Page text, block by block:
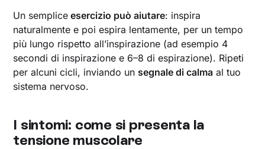
Un semplice esercizio può aiutare: inspira
naturalmente e poi espira lentamente, per un tempo
più lungo rispetto all’inspirazione (ad esempio 4
secondi di inspirazione e 6–8 di espirazione). Ripeti
per alcuni cicli, inviando un segnale di calma al tuo
sistema nervoso.
I sintomi: come si presenta la
tensione muscolare